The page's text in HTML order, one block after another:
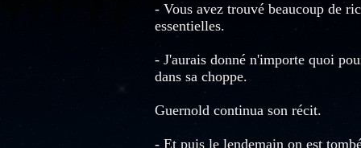
- Vous avez trouvé beaucoup de
essentielles.
- J'aurais donné n'importe quoi
dans sa choppe.
Guernold continua son récit.
- Et puis le lendemain on est